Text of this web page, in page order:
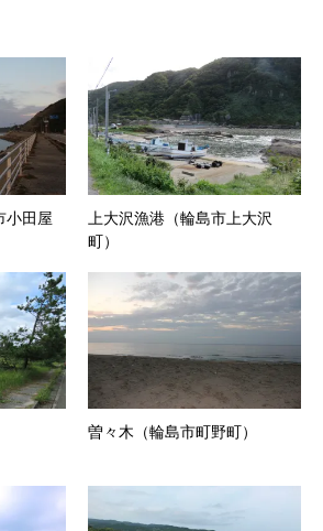
小田屋
上大沢漁港（輪島市上大沢
町）
曽々木（輪島市町野町）